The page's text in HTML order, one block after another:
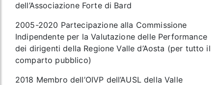
dell’Associazione Forte di Bard
2005-2020 Partecipazione alla Commissione
Indipendente per la Valutazione delle Performance
dei dirigenti della Regione Valle d’Aosta (per tutto il
comparto pubblico)
2018 Membro dell’OIVP dell’AUSL della Valle